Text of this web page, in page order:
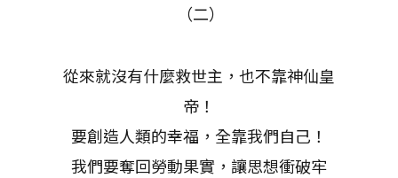
（二）
從來就沒有什麼救世主，也不靠神仙皇
帝！
要創造人類的幸福，全靠我們自己！
我們要奪回勞動果實，讓思想衝破牢